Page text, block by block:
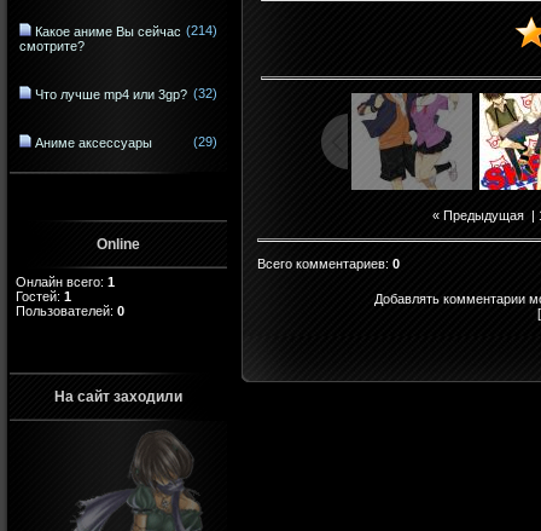
Какое аниме Вы сейчас
смотрите?
(214)
Что лучше mp4 или 3gp? (32)
Аниме аксессуары (29)
Online
Онлайн всего: 1
Гостей: 1
Пользователей: 0
На сайт заходили
« Предыдущая |
Всего комментариев: 0
Добавлять комментарии